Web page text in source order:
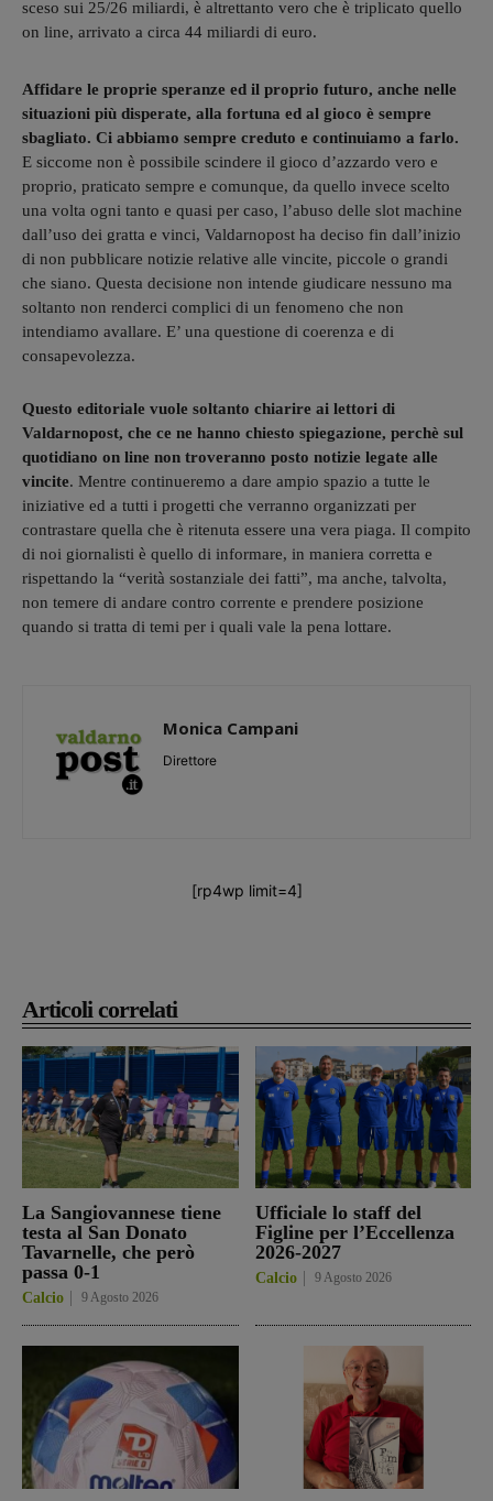
Articoli correlati
La Sangiovannese tiene
testa al San Donato
Tavarnelle, che però
passa 0-1
Calcio 9 Agosto 2026
Ufficiale lo staff del
Figline per l’Eccellenza
2026-2027
Calcio 9 Agosto 2026
sceso sui 25/26 miliardi, è altrettanto vero che è triplicato quello
on line, arrivato a circa 44 miliardi di euro.
Affidare le proprie speranze ed il proprio futuro, anche nelle
situazioni più disperate, alla fortuna ed al gioco è sempre
sbagliato. Ci abbiamo sempre creduto e continuiamo a farlo.
E siccome non è possibile scindere il gioco d’azzardo vero e
proprio, praticato sempre e comunque, da quello invece scelto
una volta ogni tanto e quasi per caso, l’abuso delle slot machine
dall’uso dei gratta e vinci, Valdarnopost ha deciso fin dall’inizio
di non pubblicare notizie relative alle vincite, piccole o grandi
che siano. Questa decisione non intende giudicare nessuno ma
soltanto non renderci complici di un fenomeno che non
intendiamo avallare. E’ una questione di coerenza e di
consapevolezza.
Questo editoriale vuole soltanto chiarire ai lettori di
Valdarnopost, che ce ne hanno chiesto spiegazione, perchè sul
quotidiano on line non troveranno posto notizie legate alle
vincite. Mentre continueremo a dare ampio spazio a tutte le
iniziative ed a tutti i progetti che verranno organizzati per
contrastare quella che è ritenuta essere una vera piaga. Il compito
di noi giornalisti è quello di informare, in maniera corretta e
rispettando la “verità sostanziale dei fatti”, ma anche, talvolta,
non temere di andare contro corrente e prendere posizione
quando si tratta di temi per i quali vale la pena lottare.
Monica Campani
Direttore
[rp4wp limit=4]